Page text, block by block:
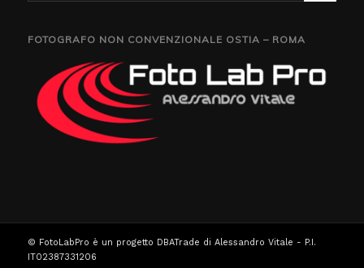
FOTOGRAFO NON CONVENZIONALE OSTIA – ROMA
© FotoLabPro è un progetto DBATrade di Alessandro Vitale - P.I.
IT02387331206